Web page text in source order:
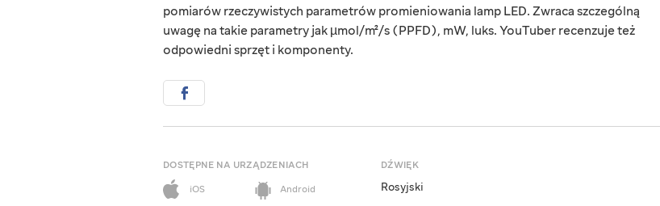
pomiarów rzeczywistych parametrów promieniowania lamp LED. Zwraca szczególną
uwagę na takie parametry jak µmol/m²/s (PPFD), mW, luks. YouTuber recenzuje też
odpowiedni sprzęt i komponenty.
DOSTĘPNE NA URZĄDZENIACH
iOS
Android
DŹWIĘK
Rosyjski